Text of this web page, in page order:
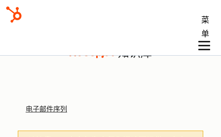
菜
单
知识库
电子邮件序列